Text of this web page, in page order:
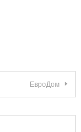
ЕвроДом